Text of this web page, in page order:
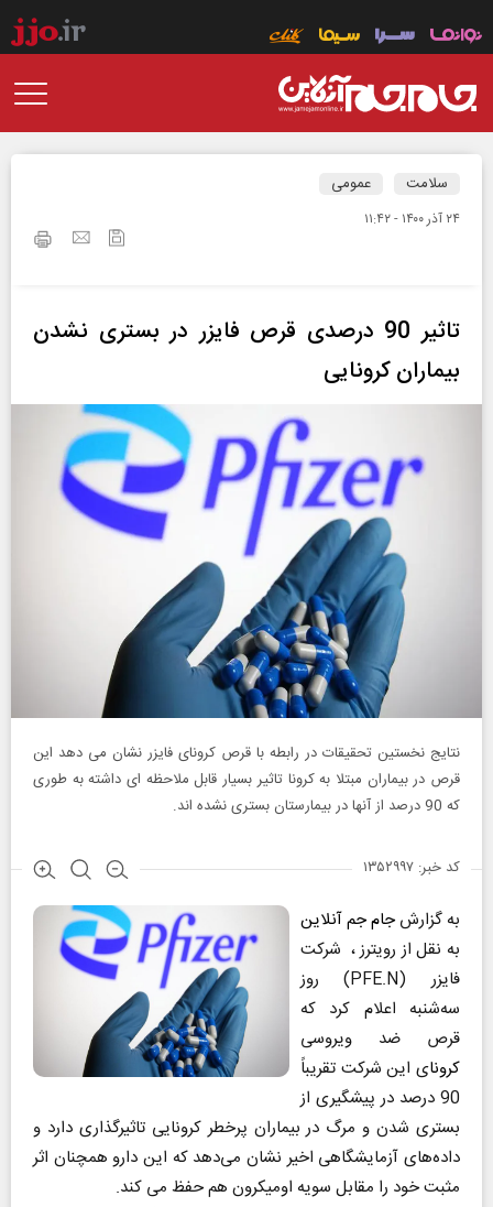
سلامت عمومی
۲۴ آذر ۱۴۰۰ - ۱۱:۴۲
تاثیر 90 درصدی قرص فایزر در بستری نشدن
بیماران کرونایی
نتایج نخستین تحقیقات در رابطه با قرص کرونای فایزر نشان می دهد این
قرص در بیماران مبتلا به کرونا تاثیر بسیار قابل ملاحظه ای داشته به طوری
که 90 درصد از آنها در بیمارستان بستری نشده اند.
کد خبر: ۱۳۵۲۹۹۷
به گزارشجام جم آنلاین
به نقل از رویترز ، شرکت
فایزر (PFE.N) روز
سه‌شنبه اعلام کرد که
قرص ضد ویروسی
کرونای این شرکت تقریباً
90 درصد در پیشگیری از
بستری شدن و مرگ در بیماران پرخطر کرونایی تاثیرگذاری دارد و
داده‌های آزمایشگاهی اخیر نشان می‌دهد که این دارو همچنان اثر
مثبت خود را مقابل سویه اومیکرون هم حفظ می کند.